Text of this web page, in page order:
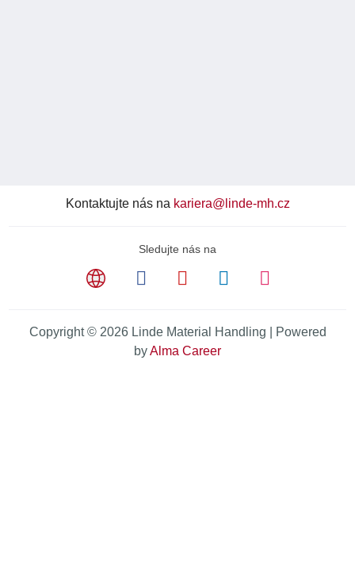
Kontaktujte nás na kariera@linde-mh.cz
Sledujte nás na
Copyright © 2026 Linde Material Handling | Powered
byAlma Career